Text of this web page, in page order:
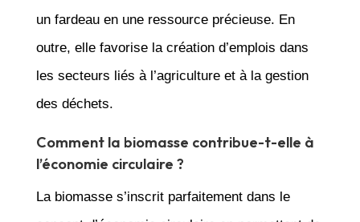
un fardeau en une ressource précieuse. En
outre, elle favorise la création d’emplois dans
les secteurs liés à l’agriculture et à la gestion
des déchets.
Comment la biomasse contribue-t-elle à
l’économie circulaire ?
La biomasse s’inscrit parfaitement dans le